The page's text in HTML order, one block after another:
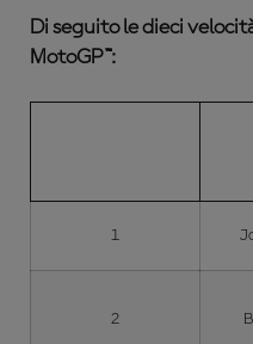
Di seguito le dieci
MotoGP™:
1
2